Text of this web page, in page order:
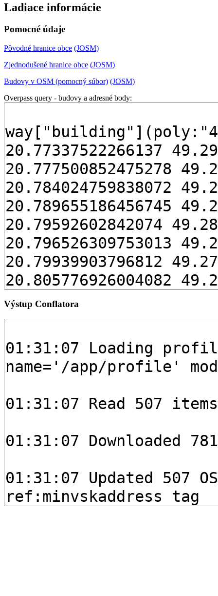
Ladiace informácie
Pomocné údaje
Pôvodné hranice obce (JOSM)
Zjednodušené hranice obce (JOSM)
Budovy v OSM (pomocný súbor) (JOSM)
Overpass query - budovy a adresné body:
Výstup Conflatora